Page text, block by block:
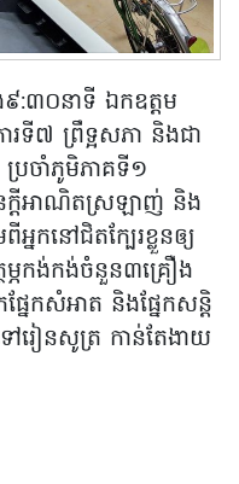
៩:៣០នាទី ឯកឧត្តម
ទី៧ ព្រឹទ្អសភា និងជា
ប្រចាំភូមិភាគទី១
ក្តីអាណិតស្រឡាញ់ និង
នកនៅជិតក្បែរខ្លួនឲ្យ
ម្ភកង់កង់ចំនួន៣គ្រឿង
ែកសំអាត និងផ្នែកសន្តិ
រៀនសូត្រ កាន់តែងាយ